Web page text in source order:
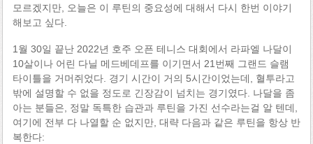
모르겠지만, 오늘은 이 루틴의 중요성에 대해서 다시 한번 이야기
해보고 싶다.
1월 30일 끝난 2022년 호주 오픈 테니스 대회에서 라파엘 나달이
10살이나 어린 다닐 메드베데프를 이기면서 21번째 그랜드 슬램
타이틀을 거머쥐었다. 경기 시간이 거의 5시간이었는데, 혈투라고
밖에 설명할 수 없을 정도로 긴장감이 넘치는 경기였다. 나달을 좀
아는 분들은, 정말 독특한 습관과 루틴을 가진 선수라는걸 알 텐데,
여기에 전부 다 나열할 순 없지만, 대략 다음과 같은 루틴을 항상 반
복한다: